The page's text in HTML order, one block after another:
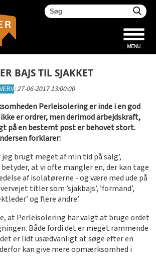
BAJS TIL SJAKKET
:27-06-2017 13:00:00
Perleisolering er inde i en god
er ordrer, men derimod arbejdskraft,
på en bestemt post er behovet stort.
forklarer:
jeg brugt meget af min tid på salg’,
betyder, at vi ofte mangler en, der kan tage
af isolatørerne - og være med ude på
titler som ’sjakbajs’, ’formand’,
og flere andre’.
at Perleisolering har valgt at bruge ordet
Både fordi det er meget rammende
er lidt usædvanligt at søge efter en
kan give mere opmærksomhed i